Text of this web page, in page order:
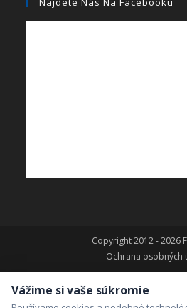
Copyright 2012 - 2026
Ochrana osobných
Vážime si vaše súkromie